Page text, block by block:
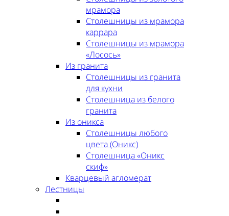
мрамора
Столешницы из мрамора
каррара
Столешницы из мрамора
«Лосось»
Из гранита
Столешницы из гранита
для кухни
Столешница из белого
гранита
Из оникса
Столешницы любого
цвета (Оникс)
Столешница «Оникс
скиф»
Кварцевый агломерат
Лестницы